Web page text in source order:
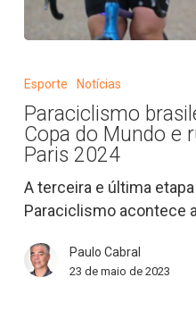
brasileiro
desponta
na
Copa
do
Mundo
e
aos
Jogos
Esporte Notícias
Paraciclismo
Copa do Mundo e
Paris 2024
A terceira e última
Paraciclismo acontece
Paulo Cabral
23 de maio de 2023